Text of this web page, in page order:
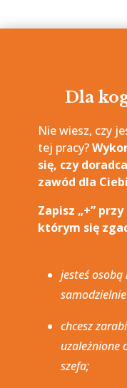
Dla
Nie wiesz, czy
tej pracy?
się, czy
zawód dla
Zapisz „+”
którym się
jesteś osobą
chcesz
uzależnione
szefa;